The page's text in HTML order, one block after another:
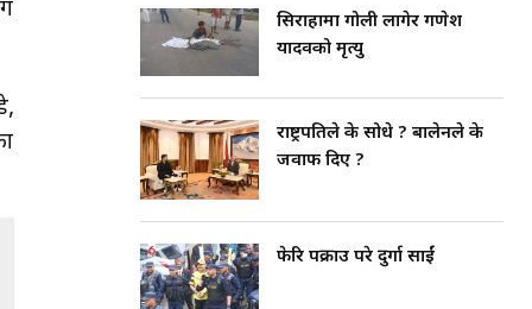
सिराहामा गोली लागेर गणेश
यादवको मृत्यु
राष्ट्रपतिले के सोधे ? बालेनले के
जवाफ दिए ?
फेरि पक्राउ परे दुर्गा प्रसाईं